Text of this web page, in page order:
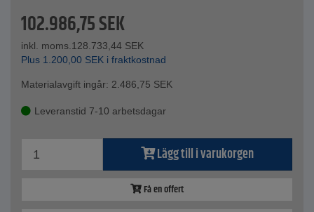
102.986,75SEK
inkl. moms.128.733,44 SEK
Plus 1.200,00 SEK i fraktkostnad
Materialavgift ingår: 2.486,75 SEK
Leveranstid 7-10 arbetsdagar
Lägg till i varukorgen
Få en offert